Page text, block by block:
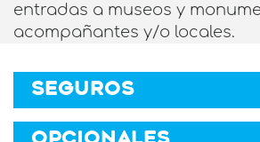
entradas a museos y
acompañantes y/o locales.
SEGUROS